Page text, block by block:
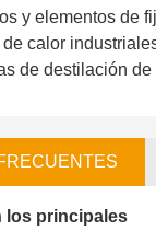
y elementos de
de calor
de destilación de
los principales